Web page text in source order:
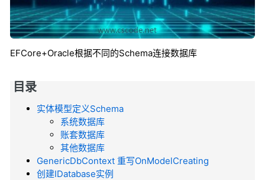
EFCore+Oracle根据不同的Schema连接数据库
目录
实体模型定义Schema
系统数据库
账套数据库
其他数据库
GenericDbContext 重写OnModelCreating
创建IDatabase实例